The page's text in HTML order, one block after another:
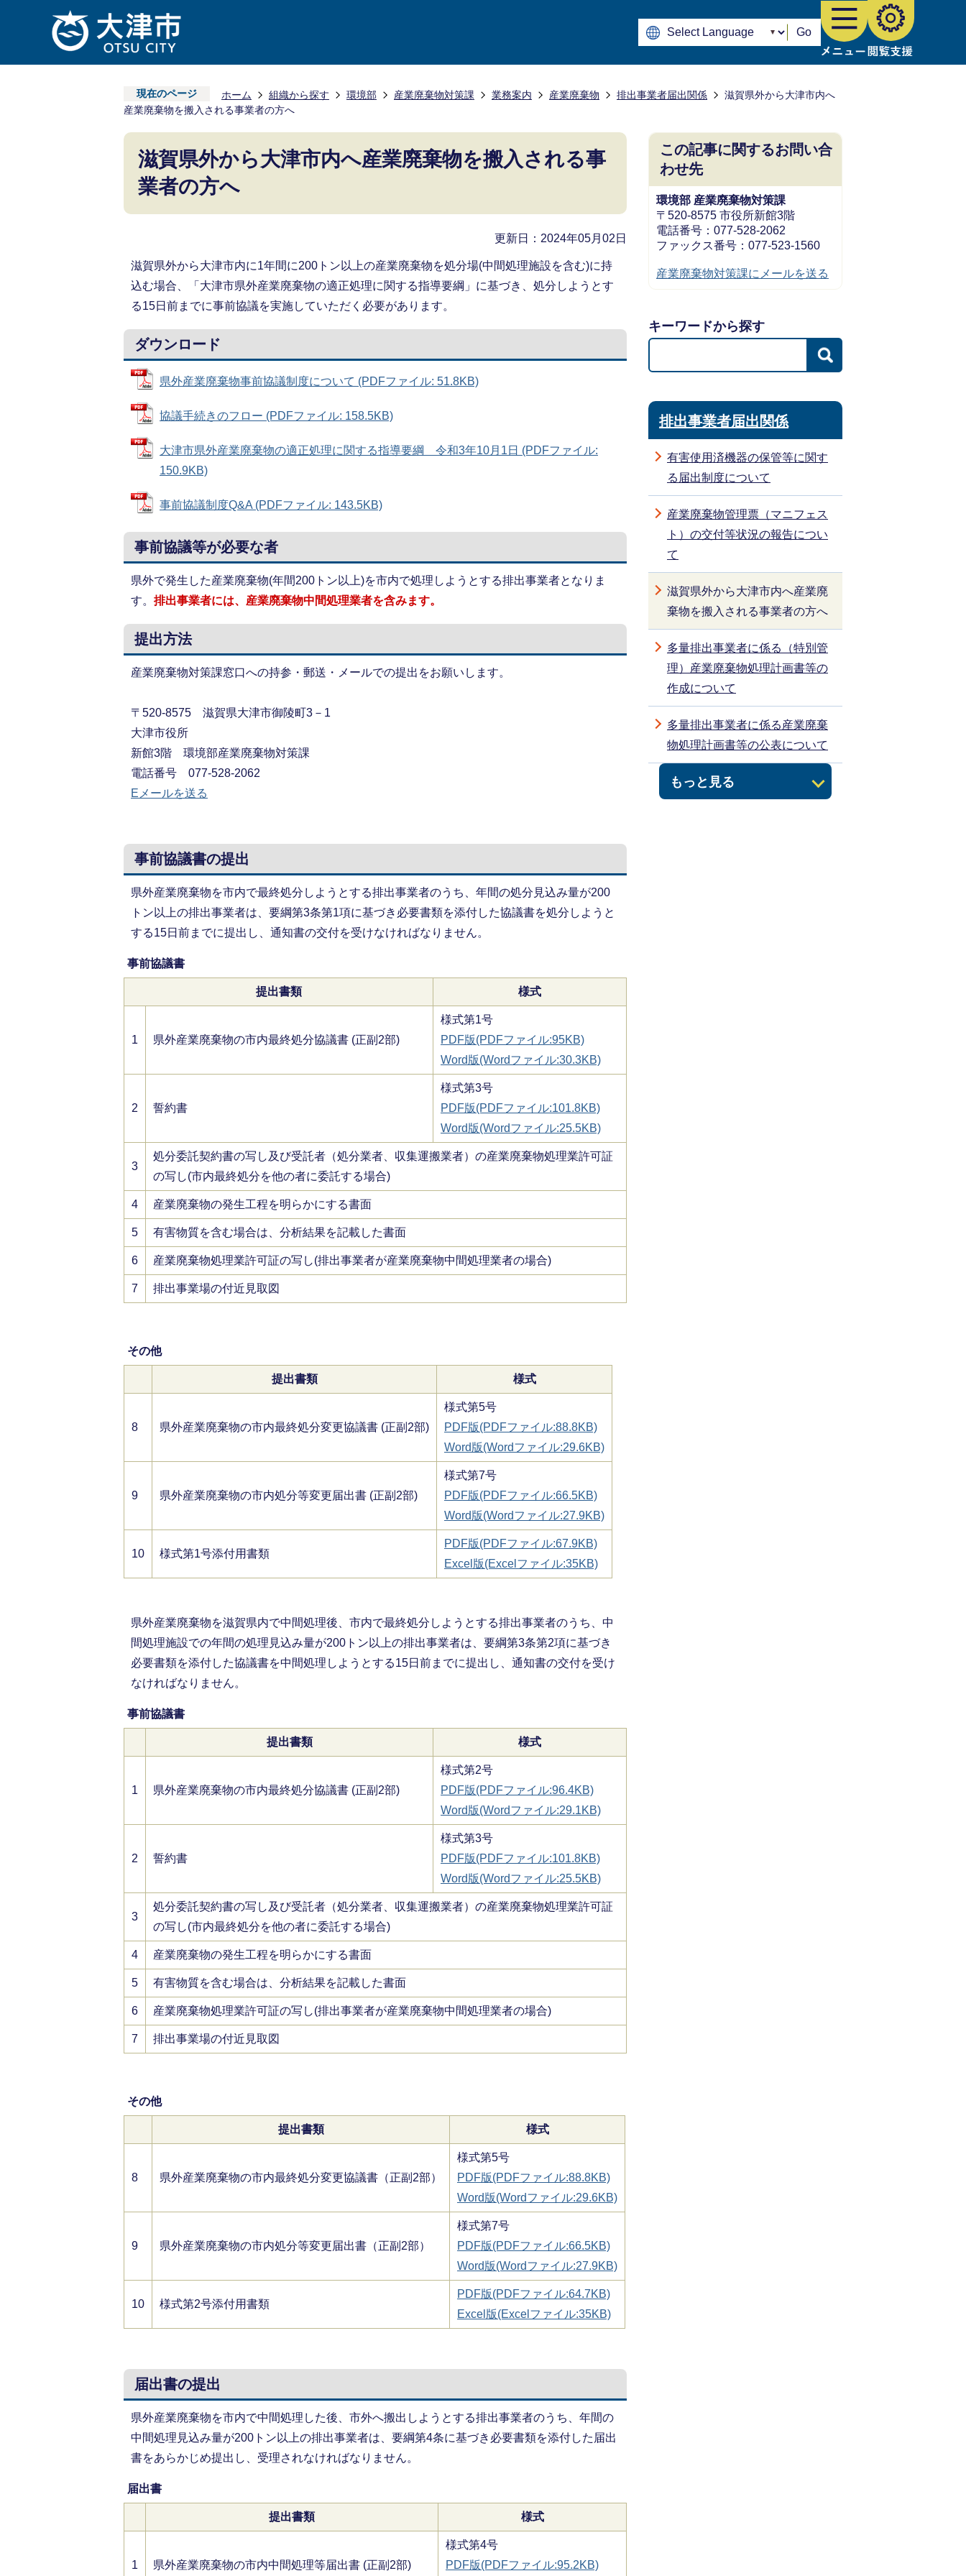
Go
現在のページ ホーム 組織から探す 環境部 産業廃棄物対策課 業務案内 産業廃棄物 排出事業者届出関係
滋賀県外から大津市内へ
産業廃棄物を搬入される事業者の方へ
滋賀県外から大津市内へ産業廃棄物を搬入される事
業者の方へ
更新日：2024年05月02日
滋賀県外から大津市内に1年間に200トン以上の産業廃棄物を処分場(中間処理施設を含む)に持
込む場合、「大津市県外産業廃棄物の適正処理に関する指導要綱」に基づき、処分しようとす
る15日前までに事前協議を実施していただく必要があります。
ダウンロード
県外産業廃棄物事前協議制度について (PDFファイル: 51.8KB)
協議手続きのフロー (PDFファイル: 158.5KB)
大津市県外産業廃棄物の適正処理に関する指導要綱 令和3年10月1日 (PDFファイル:
150.9KB)
事前協議制度Q&A (PDFファイル: 143.5KB)
事前協議等が必要な者
県外で発生した産業廃棄物(年間200トン以上)を市内で処理しようとする排出事業者となりま
す。 排出事業者には、産業廃棄物中間処理業者を含みます。
提出方法
産業廃棄物対策課窓口への持参・郵送・メールでの提出をお願いします。
〒520-8575 滋賀県大津市御陵町3－1
大津市役所
新館3階 環境部産業廃棄物対策課
電話番号 077-528-2062
Eメールを送る
事前協議書の提出
県外産業廃棄物を市内で最終処分しようとする排出事業者のうち、年間の処分見込み量が200
トン以上の排出事業者は、要綱第3条第1項に基づき必要書類を添付した協議書を処分しようと
する15日前までに提出し、通知書の交付を受けなければなりません。
事前協議書
提出書類 様式
1 県外産業廃棄物の市内最終処分協議書 (正副2部)
様式第1号
PDF版(PDFファイル:95KB)
Word版(Wordファイル:30.3KB)
2 誓約書
様式第3号
PDF版(PDFファイル:101.8KB)
Word版(Wordファイル:25.5KB)
3
処分委託契約書の写し及び受託者（処分業者、収集運搬業者）の産業廃棄物処理業許可証
の写し(市内最終処分を他の者に委託する場合)
4 産業廃棄物の発生工程を明らかにする書面
5 有害物質を含む場合は、分析結果を記載した書面
6 産業廃棄物処理業許可証の写し(排出事業者が産業廃棄物中間処理業者の場合)
7 排出事業場の付近見取図
その他
提出書類 様式
8 県外産業廃棄物の市内最終処分変更協議書 (正副2部)
様式第5号
PDF版(PDFファイル:88.8KB)
Word版(Wordファイル:29.6KB)
9 県外産業廃棄物の市内処分等変更届出書 (正副2部)
様式第7号
PDF版(PDFファイル:66.5KB)
Word版(Wordファイル:27.9KB)
10 様式第1号添付用書類
PDF版(PDFファイル:67.9KB)
Excel版(Excelファイル:35KB)
県外産業廃棄物を滋賀県内で中間処理後、市内で最終処分しようとする排出事業者のうち、中
間処理施設での年間の処理見込み量が200トン以上の排出事業者は、要綱第3条第2項に基づき
必要書類を添付した協議書を中間処理しようとする15日前までに提出し、通知書の交付を受け
なければなりません。
事前協議書
提出書類 様式
1 県外産業廃棄物の市内最終処分協議書 (正副2部)
様式第2号
PDF版(PDFファイル:96.4KB)
Word版(Wordファイル:29.1KB)
2 誓約書
様式第3号
PDF版(PDFファイル:101.8KB)
Word版(Wordファイル:25.5KB)
3
処分委託契約書の写し及び受託者（処分業者、収集運搬業者）の産業廃棄物処理業許可証
の写し(市内最終処分を他の者に委託する場合)
4 産業廃棄物の発生工程を明らかにする書面
5 有害物質を含む場合は、分析結果を記載した書面
6 産業廃棄物処理業許可証の写し(排出事業者が産業廃棄物中間処理業者の場合)
7 排出事業場の付近見取図
その他
提出書類 様式
8 県外産業廃棄物の市内最終処分変更協議書（正副2部）
様式第5号
PDF版(PDFファイル:88.8KB)
Word版(Wordファイル:29.6KB)
9 県外産業廃棄物の市内処分等変更届出書（正副2部）
様式第7号
PDF版(PDFファイル:66.5KB)
Word版(Wordファイル:27.9KB)
10 様式第2号添付用書類
PDF版(PDFファイル:64.7KB)
Excel版(Excelファイル:35KB)
届出書の提出
県外産業廃棄物を市内で中間処理した後、市外へ搬出しようとする排出事業者のうち、年間の
中間処理見込み量が200トン以上の排出事業者は、要綱第4条に基づき必要書類を添付した届出
書をあらかじめ提出し、受理されなければなりません。
届出書
提出書類 様式
1 県外産業廃棄物の市内中間処理等届出書 (正副2部)
様式第4号
PDF版(PDFファイル:95.2KB)
この記事に関するお問い合
わせ先
環境部 産業廃棄物対策課
〒520-8575 市役所新館3階
電話番号：077-528-2062
ファックス番号：077-523-1560
産業廃棄物対策課にメールを送る
キーワードから探す
排出事業者届出関係
有害使用済機器の保管等に関す
る届出制度について
産業廃棄物管理票（マニフェス
ト）の交付等状況の報告につい
て
滋賀県外から大津市内へ産業廃
棄物を搬入される事業者の方へ
もっと見る
多量排出事業者に係る（特別管
理）産業廃棄物処理計画書等の
作成について
多量排出事業者に係る産業廃棄
物処理計画書等の公表について